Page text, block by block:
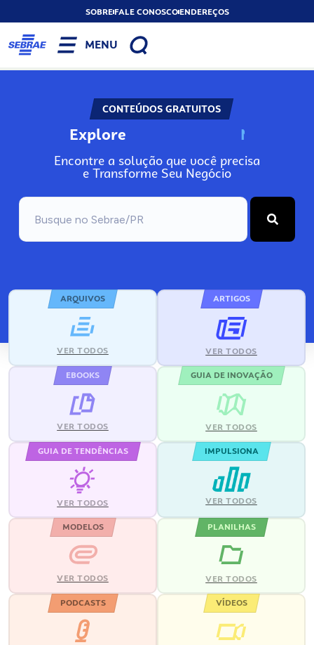
SOBREFALE CONOSCOENDEREÇOS
MENU
CONTEÚDOS GRATUITOS
Explore N
Encontre a solução que você precisa
e Transforme Seu Negócio
ARQUIVOS
VER TODOS
ARTIGOS
VER TODOS
EBOOKS
VER TODOS
GUIA DE INOVAÇÃO
VER TODOS
GUIA DE TENDÊNCIAS
VER TODOS
IMPULSIONA
VER TODOS
MODELOS
VER TODOS
PLANILHAS
VER TODOS
PODCASTS VÍDEOS